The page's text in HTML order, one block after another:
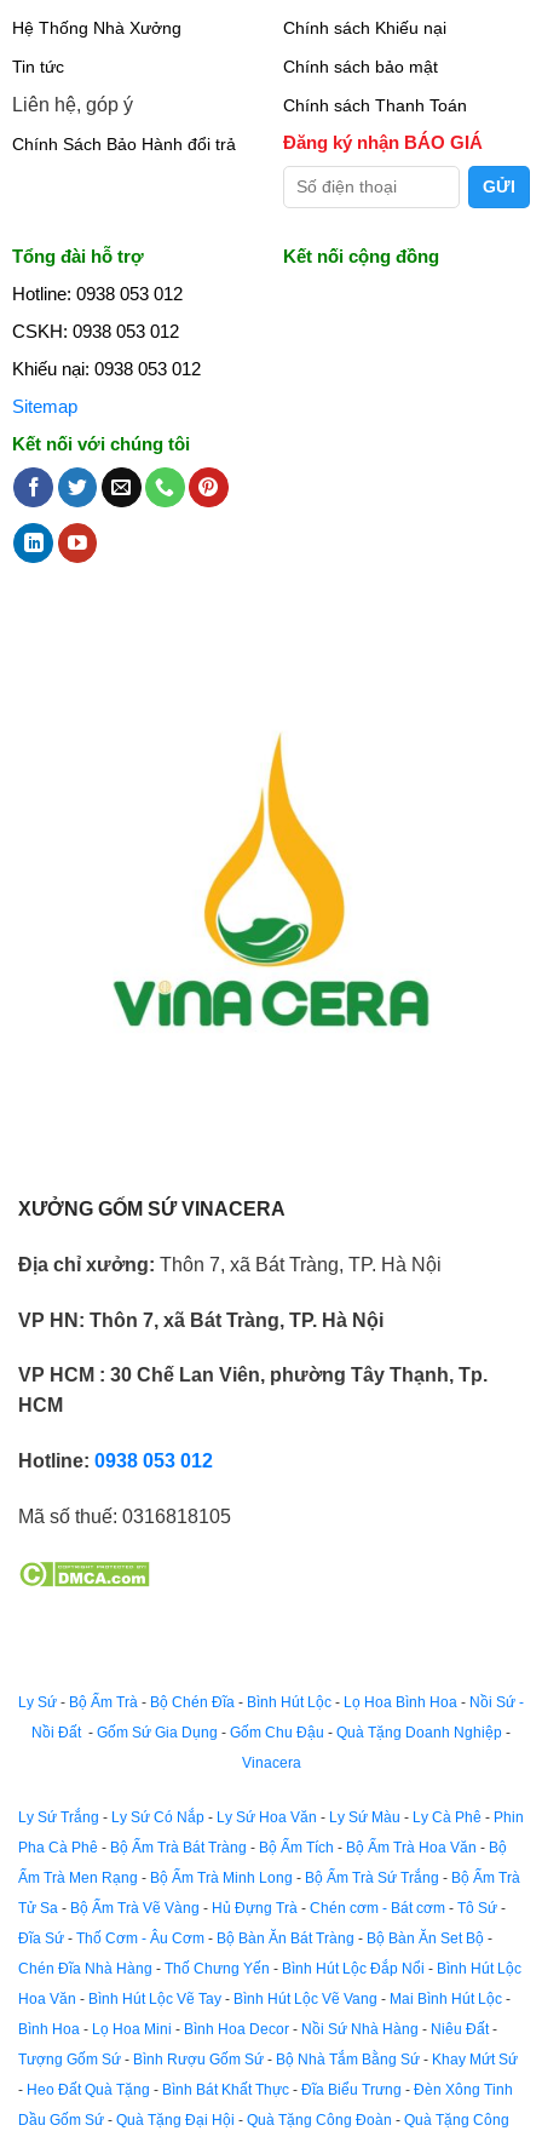
Hệ Thống Nhà Xưởng
Tin tức
Liên hệ, góp ý
Chính Sách Bảo Hành đổi trả
Chính sách Khiếu nại
Chính sách bảo mật
Chính sách Thanh Toán
Đăng ký nhận BÁO GIÁ
Tổng đài hỗ trợ
Hotline: 0938 053 012
CSKH: 0938 053 012
Khiếu nại: 0938 053 012
Sitemap
Kết nối với chúng tôi
Kết nối cộng đồng
XƯỞNG GỐM SỨ VINACERA
Địa chỉ xưởng: Thôn 7, xã Bát Tràng, TP. Hà Nội
VP HN: Thôn 7, xã Bát Tràng, TP. Hà Nội
VP HCM : 30 Chế Lan Viên, phường Tây Thạnh, Tp.
HCM
Hotline: 0938 053 012
Mã số thuế: 0316818105
Ly Sứ - Bộ Ấm Trà - Bộ Chén Đĩa - Bình Hút Lộc - Lọ Hoa Bình Hoa - Nồi Sứ -
Nồi Đất - Gốm Sứ Gia Dụng - Gốm Chu Đậu - Quà Tặng Doanh Nghiệp -
Vinacera
Ly Sứ Trắng - Ly Sứ Có Nắp - Ly Sứ Hoa Văn - Ly Sứ Màu - Ly Cà Phê - Phin
Pha Cà Phê - Bộ Ấm Trà Bát Tràng - Bộ Ấm Tích - Bộ Ấm Trà Hoa Văn - Bộ
Ấm Trà Men Rạng - Bộ Ấm Trà Minh Long - Bộ Ấm Trà Sứ Trắng - Bộ Ấm Trà
Tử Sa - Bộ Ấm Trà Vẽ Vàng - Hủ Đựng Trà - Chén cơm - Bát cơm - Tô Sứ -
Đĩa Sứ - Thố Cơm - Âu Cơm - Bộ Bàn Ăn Bát Tràng - Bộ Bàn Ăn Set Bộ -
Chén Đĩa Nhà Hàng - Thố Chưng Yến - Bình Hút Lộc Đắp Nổi - Bình Hút Lộc
Hoa Văn - Bình Hút Lộc Vẽ Tay - Bình Hút Lộc Vẽ Vang - Mai Bình Hút Lộc -
Bình Hoa - Lọ Hoa Mini - Bình Hoa Decor - Nồi Sứ Nhà Hàng - Niêu Đất-
Tượng Gốm Sứ - Bình Rượu Gốm Sứ - Bộ Nhà Tắm Bằng Sứ - Khay Mứt Sứ
- Heo Đất Quà Tặng - Bình Bát Khất Thực - Đĩa Biểu Trưng - Đèn Xông Tinh
Dầu Gốm Sứ - Quà Tặng Đại Hội - Quà Tặng Công Đoàn - Quà Tặng Công